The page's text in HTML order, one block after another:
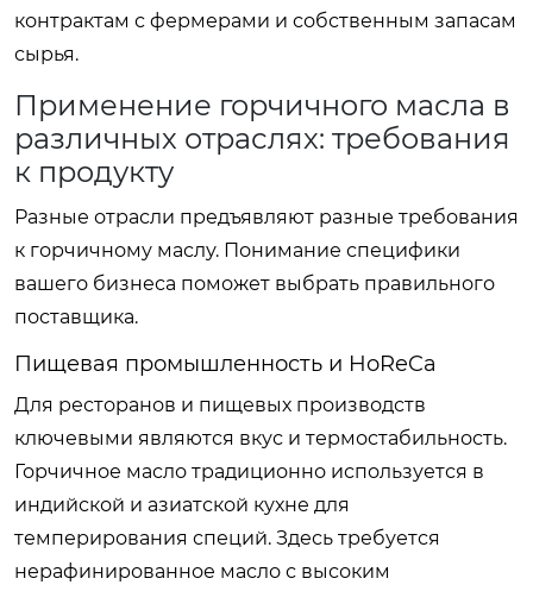
контрактам с фермерами и собственным запасам
сырья.
Применение горчичного масла в
различных отраслях: требования
к продукту
Разные отрасли предъявляют разные требования
к горчичному маслу. Понимание специфики
вашего бизнеса поможет выбрать правильного
поставщика.
Пищевая промышленность и HoReCa
Для ресторанов и пищевых производств
ключевыми являются вкус и термостабильность.
Горчичное масло традиционно используется в
индийской и азиатской кухне для
темперирования специй. Здесь требуется
нерафинированное масло с высоким